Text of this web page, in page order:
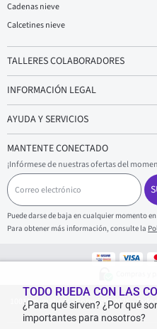
Cadenas nieve
Calcetines nieve
TALLERES COLABORADORES
INFORMACIÓN LEGAL
AYUDA Y SERVICIOS
MANTENTE CONECTADO
¡Infórmese de nuestras ofertas del
C
o
r
r
e
o
l
Puede darse de baja en cualquier momento
Para obtener más información, consulte la
1001Neumaticos - Copyright 2025 -
TODO RUEDA CON LAS
¿Para qué sirven? ¿Por qué
importantes para nosotros?